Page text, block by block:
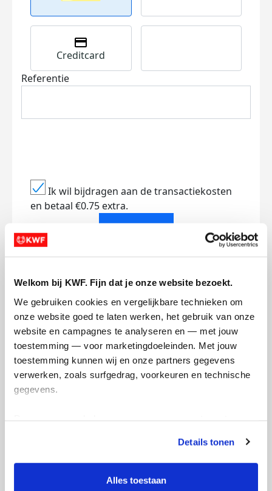
Welkom bij KWF. Fijn dat je onze website bezoekt.
We gebruiken cookies en vergelijkbare technieken om
onze website goed te laten werken, het gebruik van onze
website en campagnes te analyseren en — met jouw
toestemming — voor marketingdoeleinden. Met jouw
toestemming kunnen wij en onze partners gegevens
verwerken, zoals surfgedrag, voorkeuren en technische
gegevens.
tonen. Je kunt je toestemming op elk moment wijzigen of
intrekken via Cookie instellingen onderaan de pagina. De
lijst met cookies is te vinden in het tabblad “details”.
Details tonen
Alles toestaan
Creditcard
Referentie
Ik wil bijdragen aan de transactiekosten
en betaal €0.75 extra.
Opgehaald
€751
Streefbedrag
€750
Doneer